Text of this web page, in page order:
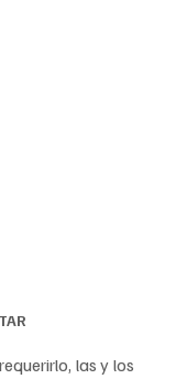
REYES
las y los